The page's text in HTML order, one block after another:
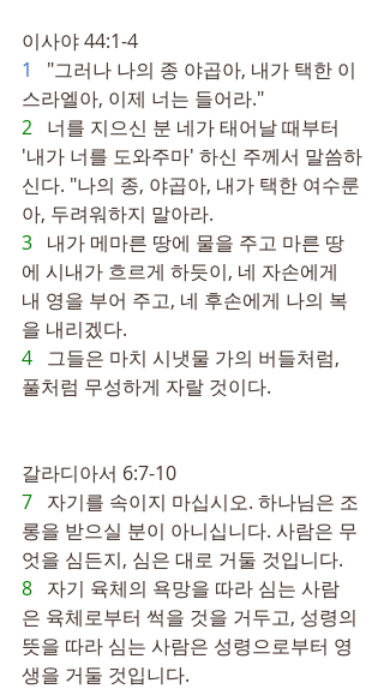
이사야 44:1-4
1
"그러나 나의 종 야곱아, 내가 택한 이
스라엘아, 이제 너는 들어라."
2 너를 지으신 분 네가 태어날 때부터
'내가 너를 도와주마' 하신 주께서 말씀하
신다. "나의 종, 야곱아, 내가 택한 여수룬
아, 두려워하지 말아라.
3 내가 메마른 땅에 물을 주고 마른 땅
에 시내가 흐르게 하듯이, 네 자손에게
내 영을 부어 주고, 네 후손에게 나의 복
을 내리겠다.
4 그들은 마치 시냇물 가의 버들처럼,
풀처럼 무성하게 자랄 것이다.
갈라디아서 6:7-10
7 자기를 속이지 마십시오. 하나님은 조
롱을 받으실 분이 아니십니다. 사람은 무
엇을 심든지, 심은 대로 거둘 것입니다.
8 자기 육체의 욕망을 따라 심는 사람
은 육체로부터 썩을 것을 거두고, 성령의
뜻을 따라 심는 사람은 성령으로부터 영
생을 거둘 것입니다.